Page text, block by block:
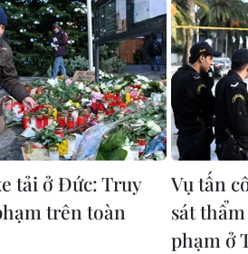
tải ở Đức: Truy
trên toàn
Vụ tấn
sát
phạm ở